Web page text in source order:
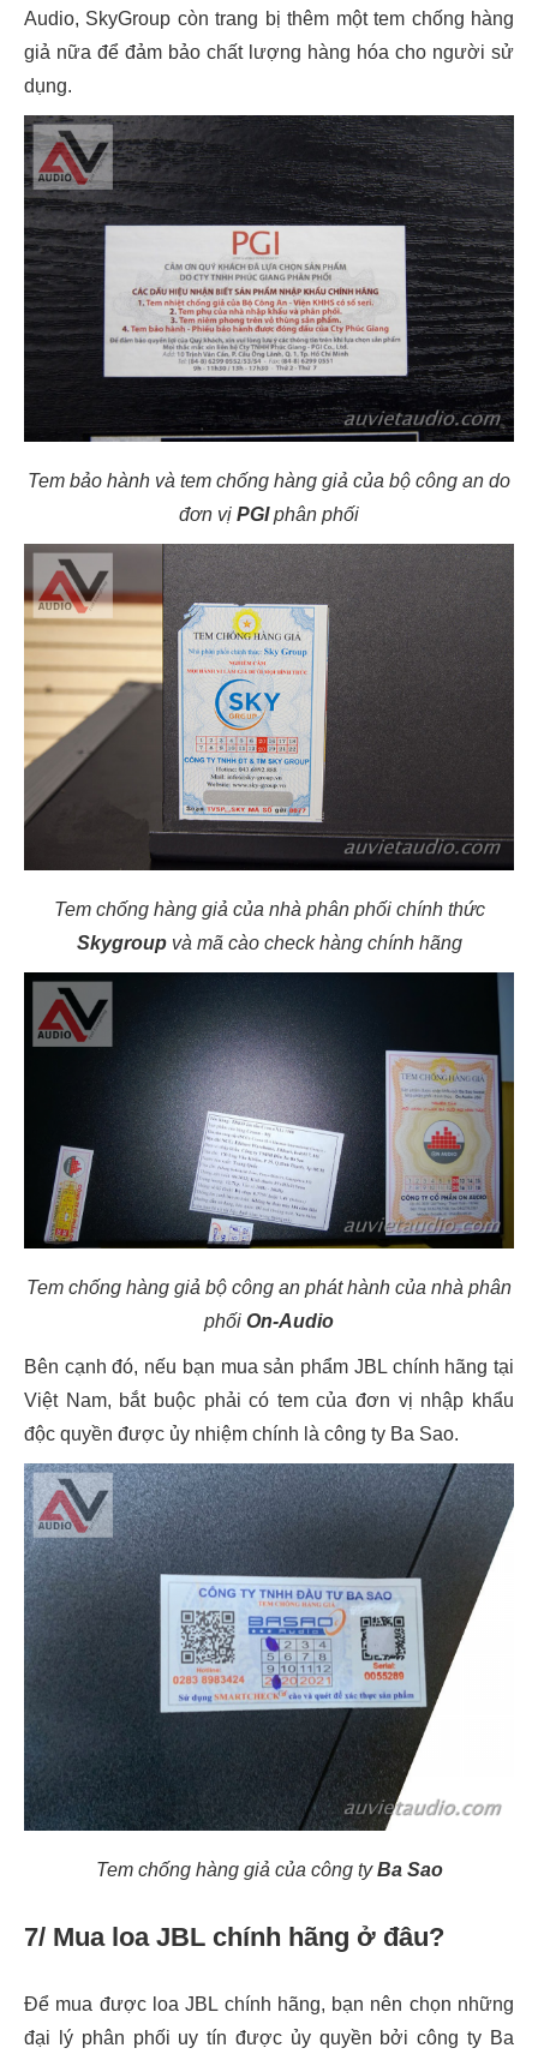
Audio, SkyGroup còn trang bị thêm một tem chống hàng
giả nữa để đảm bảo chất lượng hàng hóa cho người sử
dụng.
Tem bảo hành và tem chống hàng giả của bộ công an do
đơn vị PGIphân phối
Tem chống hàng giả của nhà phân phối chính thức
Skygroup và mã cào check hàng chính hãng
Tem chống hàng giả bộ công an phát hành của nhà phân
phối On-Audio
Bên cạnh đó, nếu bạn mua sản phẩm JBL chính hãng tại
Việt Nam, bắt buộc phải có tem của đơn vị nhập khẩu
độc quyền được ủy nhiệm chính là công ty Ba Sao.
Tem chống hàng giả của công tyBa Sao
7/ Mua loa JBL chính hãng ở đâu?
Để mua được loa JBL chính hãng, bạn nên chọn những
đại lý phân phối uy tín được ủy quyền bởi công ty Ba